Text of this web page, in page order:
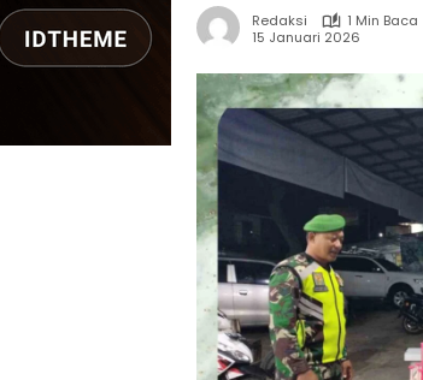
Redaksi
1 Min Baca
15 Januari 2026